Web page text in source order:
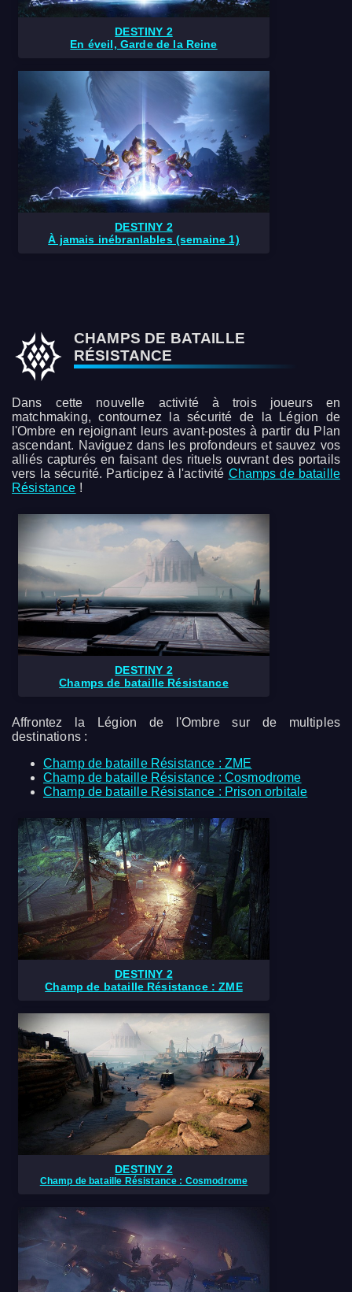
DESTINY 2
En éveil, Garde de la Reine
DESTINY 2
À jamais inébranlables (semaine 1)
CHAMPS DE BATAILLE
RÉSISTANCE
Dans cette nouvelle activité à trois joueurs en
matchmaking, contournez la sécurité de la Légion de
l'Ombre en rejoignant leurs avant-postes à partir du Plan
ascendant. Naviguez dans les profondeurs et sauvez vos
alliés capturés en faisant des rituels ouvrant des portails
vers la sécurité. Participez à l'activité Champs de bataille
Résistance !
DESTINY 2
Champs de bataille Résistance
Affrontez la Légion de l'Ombre sur de multiples
destinations :
Champ de bataille Résistance : ZME
Champ de bataille Résistance : Cosmodrome
Champ de bataille Résistance : Prison orbitale
DESTINY 2
Champ de bataille Résistance : ZME
DESTINY 2
Champ de bataille Résistance : Cosmodrome